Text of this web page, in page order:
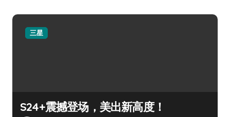
三星
S24+震撼登场，美出新高度！